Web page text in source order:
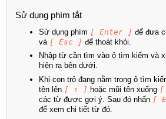
Sử dụng phím tắt
Sử dụng phím [ Enter ] để đưa
và [ Esc ] để thoát khỏi.
Nhập từ cần tìm vào ô tìm kiếm và
hiện ra bên dưới.
Khi con trỏ đang nằm trong ô tìm
tên lên [ ↑ ] hoặc mũi tên xuống [
các từ được gợi ý. Sau đó nhấn [
để xem chi tiết từ đó.